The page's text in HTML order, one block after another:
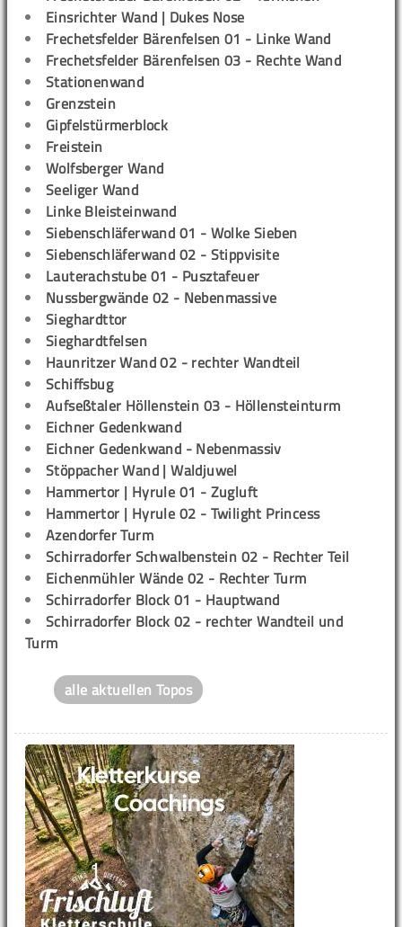
Einsrichter Wand | Dukes Nose
Frechetsfelder Bärenfelsen 01 - Linke Wand
Frechetsfelder Bärenfelsen 03 - Rechte Wand
Stationenwand
Grenzstein
Gipfelstürmerblock
Freistein
Wolfsberger Wand
Seeliger Wand
Linke Bleisteinwand
Siebenschläferwand 01 - Wolke Sieben
Siebenschläferwand 02 - Stippvisite
Lauterachstube 01 - Pusztafeuer
Nussbergwände 02 - Nebenmassive
Sieghardttor
Sieghardtfelsen
Haunritzer Wand 02 - rechter Wandteil
Schiffsbug
Aufseßtaler Höllenstein 03 - Höllensteinturm
Eichner Gedenkwand
Eichner Gedenkwand - Nebenmassiv
Stöppacher Wand | Waldjuwel
Hammertor | Hyrule 01 - Zugluft
Hammertor | Hyrule 02 - Twilight Princess
Azendorfer Turm
Schirradorfer Schwalbenstein 02 - Rechter Teil
Eichenmühler Wände 02 - Rechter Turm
Schirradorfer Block 01 - Hauptwand
Schirradorfer Block 02 - rechter Wandteil und
Turm
alle aktuellen Topos